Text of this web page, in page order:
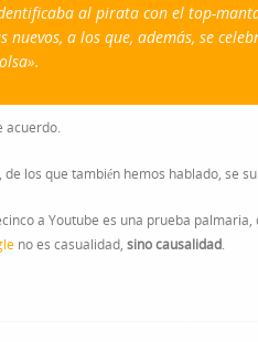
al pirata con el top-
a los que, además, se
acuerdo.
, de los que también hemos hablado, se
a Youtube es una prueba
no es casualidad, sino causalidad.